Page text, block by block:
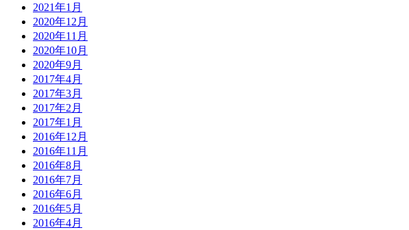
2021年1月
2020年12月
2020年11月
2020年10月
2020年9月
2017年4月
2017年3月
2017年2月
2017年1月
2016年12月
2016年11月
2016年8月
2016年7月
2016年6月
2016年5月
2016年4月